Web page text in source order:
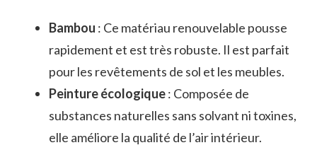
Bambou : Ce matériau renouvelable pousse
rapidement et est très robuste. Il est parfait
pour les revêtements de sol et les meubles.
Peinture écologique: Composée de
substances naturelles sans solvant ni toxines,
elle améliore la qualité de l’air intérieur.